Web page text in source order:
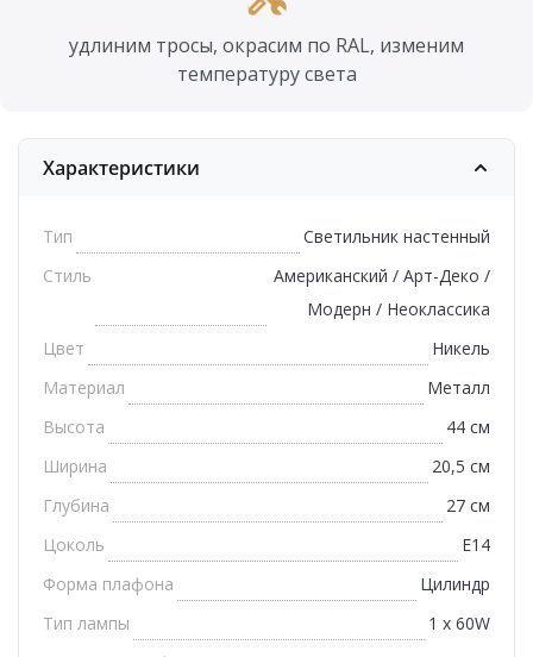
удлиним тросы, окрасим по RAL, изменим
температуру света
Характеристики
Тип
Светильник настенный
Стиль
Американский / Арт-Деко /
Модерн / Неоклассика
Цвет
Никель
Материал
Металл
Высота
44 см
Ширина
20,5 см
Глубина
27 см
Цоколь
E14
Форма плафона
Цилиндр
Тип лампы
1 х 60W